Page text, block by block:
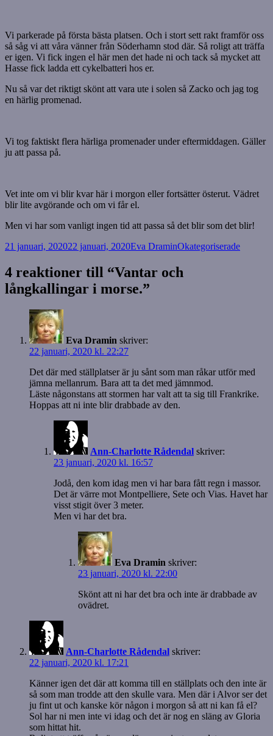
Vi parkerade på första bästa platsen. Och i stort sett rakt framför oss
så såg vi att våra vänner från Söderhamn stod där. Så roligt att träffa
er igen. Vi fick ingen el här men det hade ni och tack så mycket att
Hasse fick ladda ett cykelbatteri hos er.
Nu så var det riktigt skönt att vara ute i solen så Zacko och jag tog
en härlig promenad.
Vi tog faktiskt flera härliga promenader under eftermiddagen. Gäller
ju att passa på.
Vet inte om vi blir kvar här i morgon eller fortsätter österut. Vädret
blir lite avgörande och om vi får el.
Men vi har som vanligt ingen tid att passa så det blir som det blir!
Postat
21 januari, 202022 januari, 2020Författare
Eva DraminKategorier
Okategoriserade
4 reaktioner till “Vantar och
långkallingar i morse.”
Eva Dramin skriver:
22 januari, 2020 kl. 22:27
Det där med ställplatser är ju sånt som man råkar utför med
jämna mellanrum. Bara att ta det med jämnmod.
Läste någonstans att stormen har valt att ta sig till Frankrike.
Hoppas att ni inte blir drabbade av den.
Ann-Charlotte Rådendal skriver:
23 januari, 2020 kl. 16:57
Jodå, den kom idag men vi har bara fått regn i massor.
Det är värre mot Montpelliere, Sete och Vias. Havet har
visst stigit över 3 meter.
Men vi har det bra.
Eva Dramin skriver:
23 januari, 2020 kl. 22:00
Skönt att ni har det bra och inte är drabbade av
ovädret.
Ann-Charlotte Rådendal skriver:
22 januari, 2020 kl. 17:21
Känner igen det där att komma till en ställplats och den inte är
så som man trodde att den skulle vara. Men där i Alvor ser det
ju fint ut och kanske kör någon i morgon så att ni kan få el?
Sol har ni men inte vi idag och det är nog en släng av Gloria
som hittat hit.